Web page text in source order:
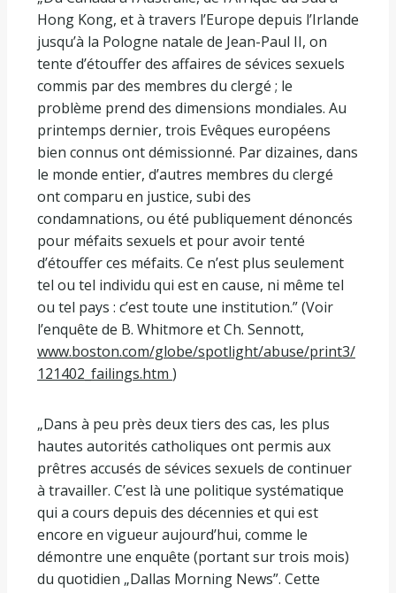
Hong Kong, et à travers l’Europe depuis l’Irlande
jusqu’à la Pologne natale de Jean-Paul II, on
tente d’étouffer des affaires de sévices sexuels
commis par des membres du clergé ; le
problème prend des dimensions mondiales. Au
printemps dernier, trois Evêques européens
bien connus ont démissionné. Par dizaines, dans
le monde entier, d’autres membres du clergé
ont comparu en justice, subi des
condamnations, ou été publiquement dénoncés
pour méfaits sexuels et pour avoir tenté
d’étouffer ces méfaits. Ce n’est plus seulement
tel ou tel individu qui est en cause, ni même tel
ou tel pays : c’est toute une institution.” (Voir
l’enquête de B. Whitmore et Ch. Sennott,
www.boston.com/globe/spotlight/abuse/print3/
121402_failings.htm )
„Dans à peu près deux tiers des cas, les plus
hautes autorités catholiques ont permis aux
prêtres accusés de sévices sexuels de continuer
à travailler. C’est là une politique systématique
qui a cours depuis des décennies et qui est
encore en vigueur aujourd’hui, comme le
démontre une enquête (portant sur trois mois)
du quotidien „Dallas Morning News”. Cette